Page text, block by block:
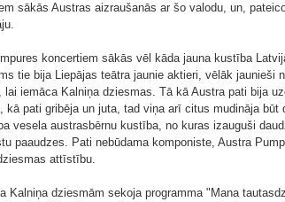
sākās Austras aizraušanās ar šo valodu, un,
koncertiem sākās vēl kāda jauna kustība
tie bija Liepājas teātra jaunie aktieri, vēlāk jaunieši
lai iemāca Kalniņa dziesmas. Tā kā Austra pati bija
kā pati gribēja un juta, tad viņa arī citus mudināja
vesela austrasbērnu kustība, no kuras izauguši
paaudzes. Pati nebūdama komponiste, Austra
attīstību.
Kalniņa dziesmām sekoja programma "Mana